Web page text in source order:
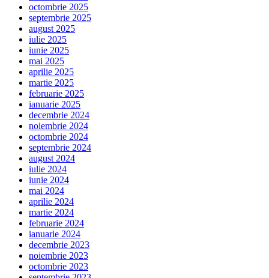
octombrie 2025
septembrie 2025
august 2025
iulie 2025
iunie 2025
mai 2025
aprilie 2025
martie 2025
februarie 2025
ianuarie 2025
decembrie 2024
noiembrie 2024
octombrie 2024
septembrie 2024
august 2024
iulie 2024
iunie 2024
mai 2024
aprilie 2024
martie 2024
februarie 2024
ianuarie 2024
decembrie 2023
noiembrie 2023
octombrie 2023